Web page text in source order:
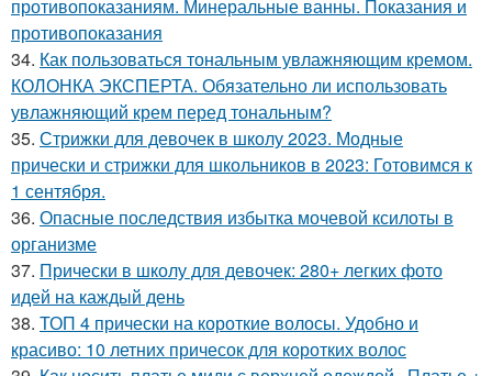
противопоказаниям. Минеральные ванны. Показания и
противопоказания
34. Как пользоваться тональным увлажняющим кремом.
КОЛОНКА ЭКСПЕРТА. Обязательно ли использовать
увлажняющий крем перед тональным?
35. Стрижки для девочек в школу 2023. Модные
прически и стрижки для школьников в 2023: Готовимся к
1 сентября.
36. Опасные последствия избытка мочевой ксилоты в
организме
37. Прически в школу для девочек: 280+ легких фото
идей на каждый день
38. ТОП 4 прически на короткие волосы. Удобно и
красиво: 10 летних причесок для коротких волос